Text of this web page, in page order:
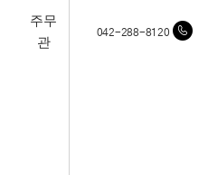
주무
관
042-288-8120